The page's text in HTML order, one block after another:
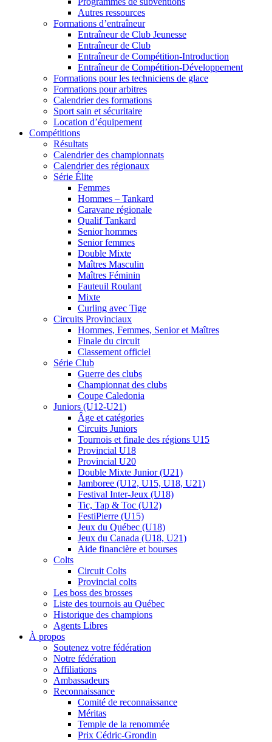
Autres ressources
Formations d’entraîneur
Entraîneur de Club Jeunesse
Entraîneur de Club
Entraîneur de Compétition-Introduction
Entraîneur de Compétition-Développement
Formations pour les techniciens de glace
Formations pour arbitres
Calendrier des formations
Sport sain et sécuritaire
Location d’équipement
Compétitions
Résultats
Calendrier des championnats
Calendrier des régionaux
Série Élite
Femmes
Hommes – Tankard
Caravane régionale
Qualif Tankard
Senior hommes
Senior femmes
Double Mixte
Maîtres Masculin
Maîtres Féminin
Fauteuil Roulant
Mixte
Curling avec Tige
Circuits Provinciaux
Hommes, Femmes, Senior et Maîtres
Finale du circuit
Classement officiel
Série Club
Guerre des clubs
Championnat des clubs
Coupe Caledonia
Juniors (U12-U21)
Âge et catégories
Circuits Juniors
Tournois et finale des régions U15
Provincial U18
Provincial U20
Double Mixte Junior (U21)
Jamboree (U12, U15, U18, U21)
Festival Inter-Jeux (U18)
Tic, Tap & Toc (U12)
FestiPierre (U15)
Jeux du Québec (U18)
Jeux du Canada (U18, U21)
Aide financière et bourses
Colts
Circuit Colts
Provincial colts
Les boss des brosses
Liste des tournois au Québec
Historique des champions
Agents Libres
À propos
Soutenez votre fédération
Notre fédération
Affiliations
Ambassadeurs
Reconnaissance
Comité de reconnaissance
Méritas
Temple de la renommée
Prix Cédric-Grondin